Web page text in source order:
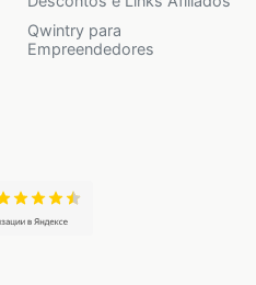
Qwintry para
Empreendedores